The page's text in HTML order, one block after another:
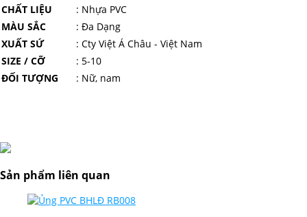
CHẤT LIỆU
: Nhựa PVC
MÀU SẮC
: Đa Dạng
XUẤT SỨ
: Cty Việt Á Châu - Việt Nam
SIZE / CỠ
: 5-10
ĐỐI TƯỢNG
: Nữ, nam
Sản phẩm liên quan